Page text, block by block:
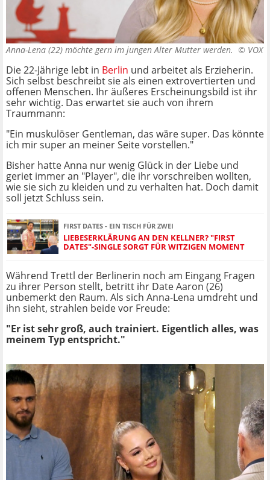
Anna-Lena (22) möchte gern im jungen Alter Mutter werden. © VOX
Die 22-Jährige lebt in Berlin und arbeitet als Erzieherin.
Sich selbst beschreibt sie als einen extrovertierten und
offenen Menschen. Ihr äußeres Erscheinungsbild ist ihr
sehr wichtig. Das erwartet sie auch von ihrem
Traummann:
"Ein muskulöser Gentleman, das wäre super. Das könnte
ich mir super an meiner Seite vorstellen."
Bisher hatte Anna nur wenig Glück in der Liebe und
geriet immer an "Player", die ihr vorschreiben wollten,
wie sie sich zu kleiden und zu verhalten hat. Doch damit
soll jetzt Schluss sein.
FIRST DATES - EIN TISCH FÜR ZWEI
LIEBESERKLÄRUNG AN DEN KELLNER? "FIRST
DATES"-SINGLE SORGT FÜR WITZIGEN MOMENT
Während Trettl der Berlinerin noch am Eingang Fragen
zu ihrer Person stellt, betritt ihr Date Aaron (26)
unbemerkt den Raum. Als sich Anna-Lena umdreht und
ihn sieht, strahlen beide vor Freude:
"Er ist sehr groß, auch trainiert. Eigentlich alles, was
meinem Typ entspricht."